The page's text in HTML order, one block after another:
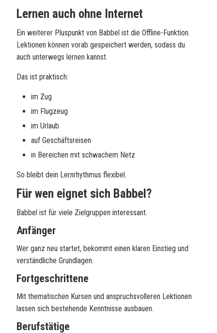
Lernen auch ohne Internet
Ein weiterer Pluspunkt von Babbel ist die Offline-Funktion.
Lektionen können vorab gespeichert werden, sodass du
auch unterwegs lernen kannst.
Das ist praktisch:
im Zug
im Flugzeug
im Urlaub
auf Geschäftsreisen
in Bereichen mit schwachem Netz
So bleibt dein Lernrhythmus flexibel.
Für wen eignet sich Babbel?
Babbel ist für viele Zielgruppen interessant.
Anfänger
Wer ganz neu startet, bekommt einen klaren Einstieg und
verständliche Grundlagen.
Fortgeschrittene
Mit thematischen Kursen und anspruchsvolleren Lektionen
lassen sich bestehende Kenntnisse ausbauen.
Berufstätige